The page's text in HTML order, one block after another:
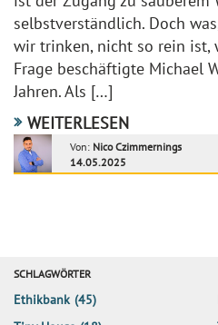
selbstverständlich. Doch
wir trinken, nicht so rein ist,
Frage beschäftigte Michael
Jahren. Als […]
WEITERLESEN
Von: Nico Czimmernings
14.05.2025
SCHLAGWÖRTER
Ethikbank (45)